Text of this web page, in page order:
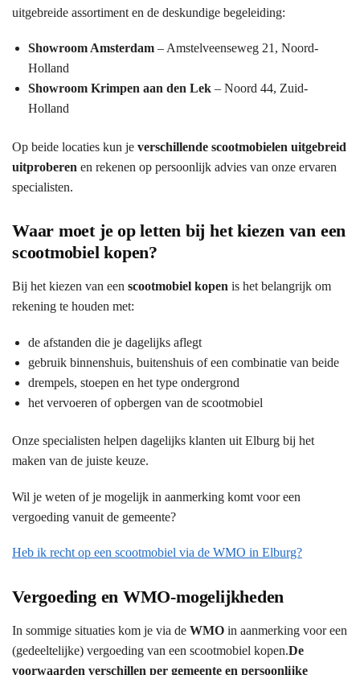
uitgebreide assortiment en de deskundige begeleiding:
Showroom Amsterdam – Amstelveenseweg 21, Noord-
Holland
Showroom Krimpen aan den Lek – Noord 44, Zuid-
Holland
Op beide locaties kun je verschillende scootmobielen uitgebreid
uitproberen en rekenen op persoonlijk advies van onze ervaren
specialisten.
Waar moet je op letten bij het kiezen van een
scootmobiel kopen?
Bij het kiezen van een scootmobiel kopen is het belangrijk om
rekening te houden met:
de afstanden die je dagelijks aflegt
gebruik binnenshuis, buitenshuis of een combinatie van beide
drempels, stoepen en het type ondergrond
het vervoeren of opbergen van de scootmobiel
Onze specialisten helpen dagelijks klanten uit Elburg bij het
maken van de juiste keuze.
Wil je weten of je mogelijk in aanmerking komt voor een
vergoeding vanuit de gemeente?
Heb ik recht op een scootmobiel via de WMO in Elburg?
Vergoeding en WMO-mogelijkheden
In sommige situaties kom je via de WMO in aanmerking voor een
(gedeeltelijke) vergoeding van een scootmobiel kopen.De
voorwaarden verschillen per gemeente en persoonlijke